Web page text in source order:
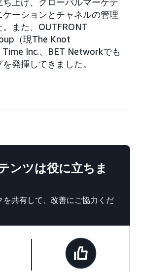
ケーションとチャネルの管理
また、OUTFRONT
（現The Knot
Inc.、BET Networkでも
発揮してきました。
ンツは役に立ちま
を共有して、改善にご協力くだ